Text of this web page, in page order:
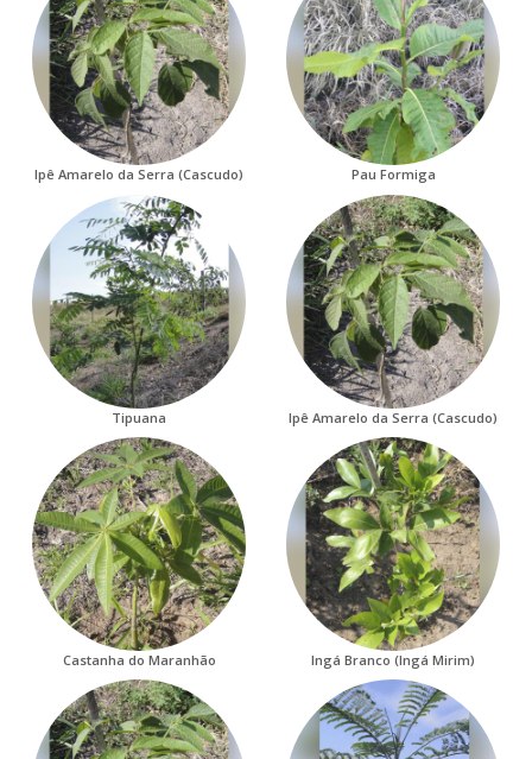
Ipê Amarelo da Serra (Cascudo) Pau Formiga
Tipuana Ipê Amarelo da Serra (Cascudo)
Castanha do Maranhão Ingá Branco (Ingá Mirim)